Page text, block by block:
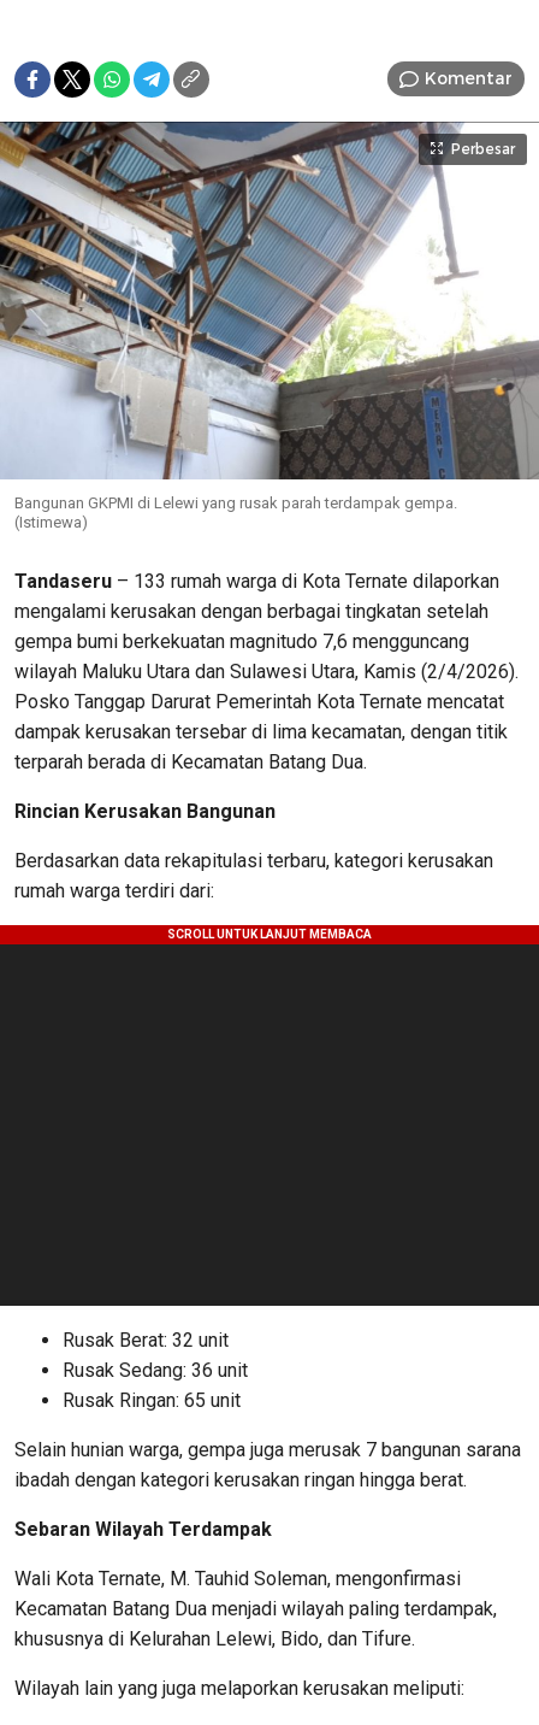
Komentar
Perbesar
Bangunan GKPMI di Lelewi yang rusak parah terdampak gempa.
(Istimewa)
Tandaseru – 133 rumah warga di Kota Ternate dilaporkan
mengalami kerusakan dengan berbagai tingkatan setelah
gempa bumi berkekuatan magnitudo 7,6 mengguncang
wilayah Maluku Utara dan Sulawesi Utara, Kamis (2/4/2026).
Posko Tanggap Darurat Pemerintah Kota Ternate mencatat
dampak kerusakan tersebar di lima kecamatan, dengan titik
terparah berada di Kecamatan Batang Dua.
Rincian Kerusakan Bangunan
Berdasarkan data rekapitulasi terbaru, kategori kerusakan
rumah warga terdiri dari:
Rusak Berat: 32 unit
Rusak Sedang: 36 unit
Rusak Ringan: 65 unit
Selain hunian warga, gempa juga merusak 7 bangunan sarana
ibadah dengan kategori kerusakan ringan hingga berat.
Sebaran Wilayah Terdampak
Wali Kota Ternate, M. Tauhid Soleman, mengonfirmasi
Kecamatan Batang Dua menjadi wilayah paling terdampak,
khususnya di Kelurahan Lelewi, Bido, dan Tifure.
Wilayah lain yang juga melaporkan kerusakan meliputi: